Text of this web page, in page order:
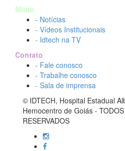
Mídia
- Notícias
- Vídeos Institucionais
- Idtech na TV
Contato
- Fale conosco
- Trabalhe conosco
- Sala de imprensa
© IDTECH, Hospital Estadual
Hemocentro de Goiás -
RESERVADOS